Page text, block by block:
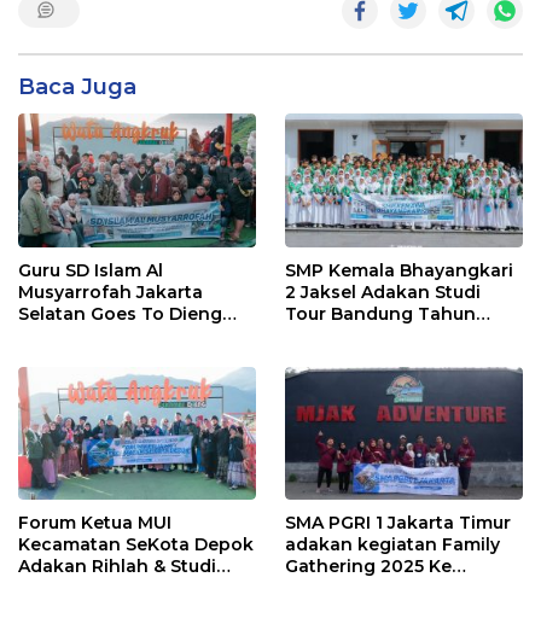
Baca Juga
Guru SD Islam Al
Musyarrofah Jakarta
Selatan Goes To Dieng
SMP Kemala Bhayangkari
2 Jaksel Adakan Studi
Tour Bandung Tahun
Forum Ketua MUI
Kecamatan SeKota Depok
Adakan Rihlah & Studi
SMA PGRI 1 Jakarta Timur
adakan kegiatan Family
Gathering 2025 Ke